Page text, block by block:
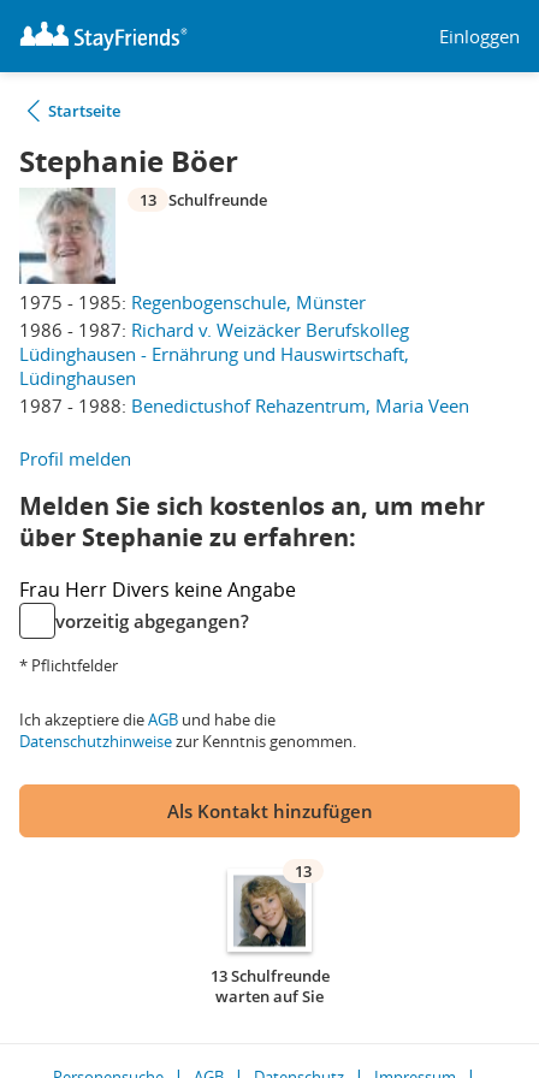
Einloggen
Startseite
Stephanie Böer
1975 - 1985: Regenbogenschule, Münster
1986 - 1987: Richard v. Weizäcker Berufskolleg
Lüdinghausen - Ernährung und Hauswirtschaft,
Lüdinghausen
1987 - 1988: Benedictushof Rehazentrum, Maria Veen
13 Schulfreunde
Profil melden
Melden Sie sich kostenlos an, um mehr
über Stephanie zu erfahren:
Frau Herr Divers keine Angabe
vorzeitig abgegangen?
* Pflichtfelder
Ich akzeptiere dieAGB und habe die
Datenschutzhinweisezur Kenntnis genommen.
Als Kontakt hinzufügen
13
13 Schulfreunde
warten auf Sie